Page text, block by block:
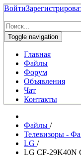
Войти
Toggle navigation
Главная
Файлы
Форум
Объявления
Чат
Контакты
Файлы /
Телевизоры -
LG /
LG CF-29K40N